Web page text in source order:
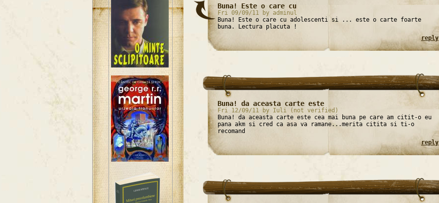
Buna! Este o care cu
Fri 09/09/11 by adminul
Buna! Este o care cu adolescenti si ... este o carte foarte
buna. Lectura placuta !
reply
Buna! da aceasta carte este
Fri 12/09/11 by Iuli (not verified)
Buna! da aceasta carte este cea mai buna pe care am citit-o eu
pana akm si cred ca asa va ramane...merita citita si ti-o
recomand
reply